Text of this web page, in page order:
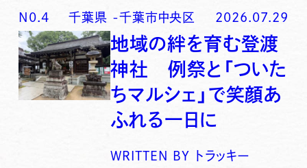
N0.4 千葉県 -千葉市中央区 2026.07.29
地域の絆を育む登渡
神社 例祭と「ついた
ちマルシェ」で笑顔あ
ふれる一日に
WRITTEN BY トラッキー